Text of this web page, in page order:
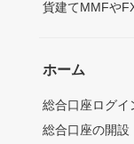
貨建てMMFや
ホーム
総合口座ログイ
総合口座の開設